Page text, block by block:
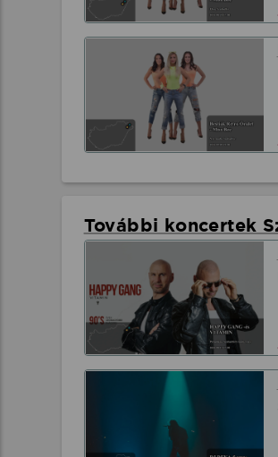
További koncertek